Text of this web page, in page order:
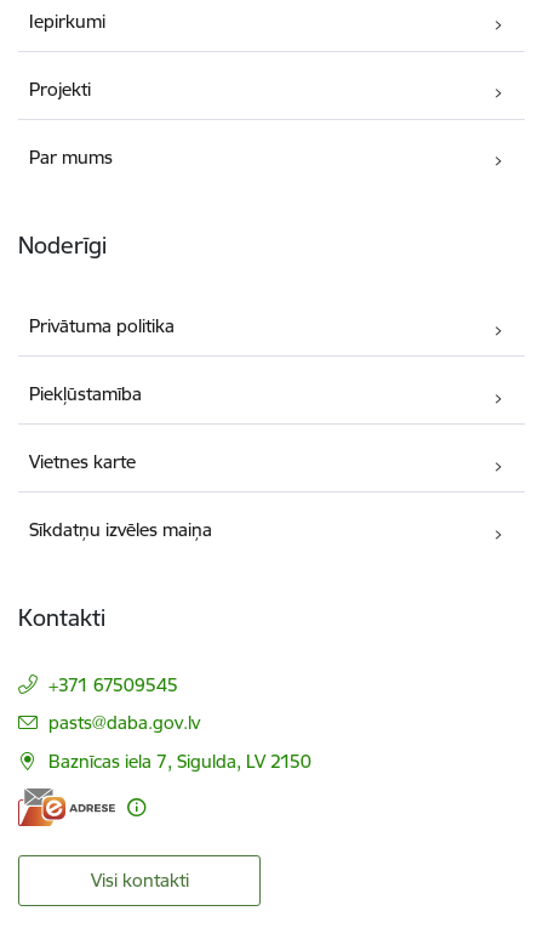
Iepirkumi
Projekti
Par mums
Noderīgi
Privātuma politika
Piekļūstamība
Vietnes karte
Sīkdatņu izvēles maiņa
Kontakti
+371 67509545
E-pasts:
pasts@daba.gov.lv
Baznīcas iela 7, Sigulda, LV 2150
Visi kontakti